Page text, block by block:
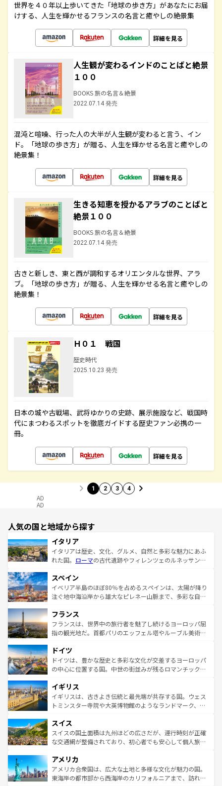
世界を４０年以上歩いてきた「地球の歩き方」があなたにお届
けする、人生を輝かせるフランスの名言と癒やしの絶景集
詳細を見る
人生観が変わるインドのことばと絶景
１００
BOOKS 旅の名言＆絶景
2022.07.14 発売
混沌と喧噪、行った人の大半が人生観が変わると言う、イン
ド。「地球の歩き方」が贈る、人生を輝かせる名言と癒やしの
絶景集！
詳細を見る
生きる知恵を授かるアラブのことばと
絶景１００
BOOKS 旅の名言＆絶景
2022.07.14 発売
古きと新しき、東と西が調和するオリエンタルな世界、アラ
ブ。「地球の歩き方」が贈る、人生を輝かせる名言と癒やしの
絶景集！
詳細を見る
Ｈ０１ 戦国
歴史時代
2025.10.23 発売
日本の城や古戦場、武将ゆかりの史跡、展示施設など、戦国時
代にまつわるスポットを徹底ガイドする歴史ファン必携の一
冊。
詳細を見る
1 2 3 4
AD
AD
人気の国と地域から探す
イタリア
イタリアは歴史、文化、グルメ、自然と多彩な魅力にあふ
れた国。 ローマの古代遺跡やフィレンツェのルネッサンス
ろん、トスカーナの美しい田園風景やアマルフィ海岸の絶
景など、自然景観も見逃せない。観光の合間には、本場の
ピザやパスタなど、絶品のイタリア料理を堪能することも
ませてくれるイタリアで、忘れられない旅をしてみよう！
なお、新着のイタリア情報はコンテンツ一覧 を参照してほ
しい。
スペイン
イベリア半島のほぼ80％を占めるスペインは、太陽が降り
注ぐ地中海沿岸から雄大なピレネー山脈まで、多彩な自然
文化が根付くこの国では、情熱的なフラメンコ、熱気あふ
れる闘牛、そして美味しいタパスが生活の一部となってい
る。首都マドリードの洗練された雰囲気や、バルセロナの
の城塞都市、穏やかなビーチリゾートまで多彩な表情を見
せる。地方によって風土や気候が異なるスペインはその個
性で訪れる人を魅了する。 なお、新着のスペイン情報はコ
フランス
フランスは、世界中の旅行者を魅了し続けるヨーロッパ屈
指の観光地だ。首都パリのエッフェル塔やルーブル美術館
で、幅広い魅力が詰まっている。華麗な宮殿、歴史的な大
聖堂、美しいビーチ、そして豊かな自然が、訪れる者を心
から魅了する。また、フランスは美食の国としても知ら
いる。シャンパンの発祥地であるランス、プロヴァンスの
香り高いラベンダー畑など、多彩な楽しみ方が可能だ。さ
らに、パリ以外の地域にも魅力が溢れており、どの街角に
れる地方に足を運ぶとそれぞれで全く異なる文化を体験で
きるだろう。 なお、新着のフランス情報はコンテンツ一覧
を参照してほしい。
ドイツ
ドイツは、豊かな歴史と多彩な文化が交差するヨーロッパ
の中心に位置する国。中世の街並みが残るロマンチック街
顔を持つこの国は、どこを歩いても飽きることがない。ベ
ルリンの文化的活気、バイエルン州のアルプスの絶景、そ
してライン川沿いのワイン畑といった風景は必見。ビール
は、お酒好きな人にはぜひ体験してほしい。 なお、新着の
ドイツ情報はコンテンツ一覧を参照してほしい。
イギリス
イギリスは、古きよき伝統と最先端が共存する国。ウェス
トミンスター寺院や大英博物館のようなランドマーク、歴
リアごとに異なる魅力がある。また、優雅なアフタヌーン
ティー、ビール好きにはたまらない英国パブ、サッカー観
戦など、本場だからこそできる体験も豊富。イギリスを旅
ンツ一覧を参照してほしい。
スイス
スイスの国土面積は九州ほどの広さだが、運行時刻が正確
な交通網が整備されており、初心者でも安心して個人旅行
の建物がそのまま残る町や、スイスならではのユニークな
博物館もあり、アルプス観光だけでなく町歩きも満喫する
ことができる。国民の所得が高いため物価も高いが、旅行
アメリカ
アメリカ合衆国は、広大な土地と多様な文化が魅力の国。
東海岸の都市部から西海岸のカリフォルニアまで、訪れる